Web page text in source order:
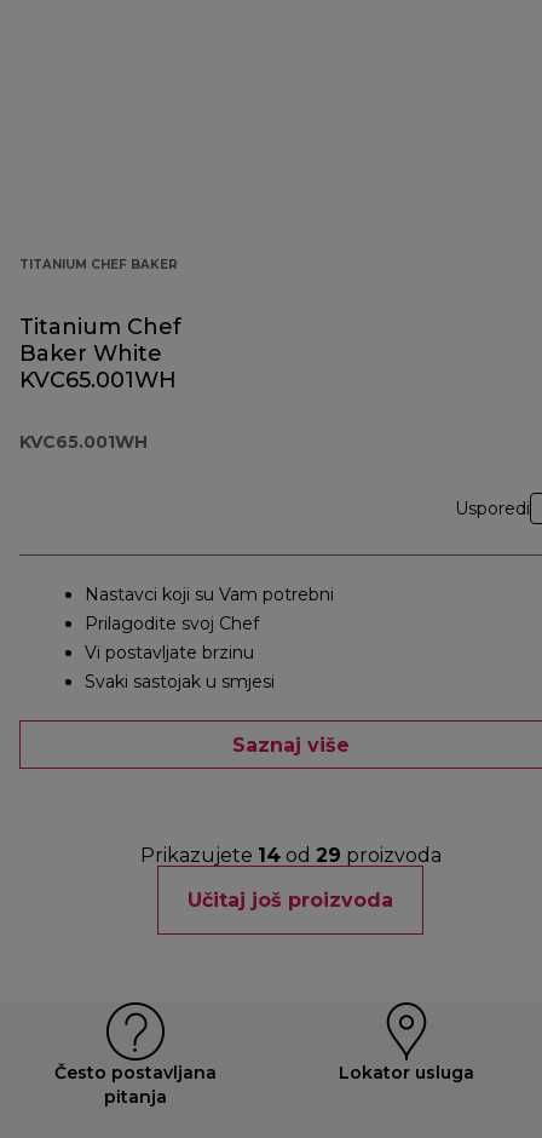
TITANIUM CHEF BAKER
Titanium Chef
Baker White
KVC65.001WH
KVC65.001WH
Usporedi
Nastavci koji su Vam potrebni
Prilagodite svoj Chef
Vi postavljate brzinu
Svaki sastojak u smjesi
Saznaj više
Prikazujete 14od 29 proizvoda
Učitaj još proizvoda
Često postavljana
pitanja
Lokator usluga